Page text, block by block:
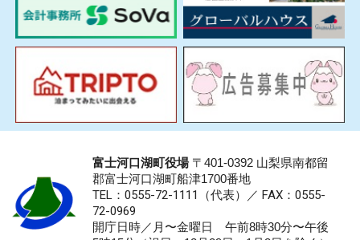
富士河口湖町役場〒401-0392 山梨県南都留
郡富士河口湖町船津1700番地
TEL：0555-72-1111 （代表）／ FAX：0555-
72-0969
開庁日時／月〜金曜日 午前8時30分〜午後